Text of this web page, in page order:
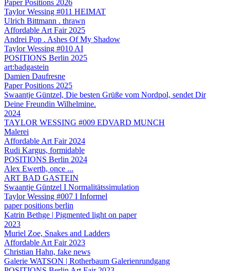
Paper Positions 2026
Taylor Wessing #011 HEIMAT
Ulrich Bittmann . thrawn
Affordable Art Fair 2025
Andrei Pop . Ashes Of My Shadow
Taylor Wessing #010 AI
POSITIONS Berlin 2025
art:badgastein
Damien Daufresne
Paper Positions 2025
Swaantje Güntzel, Die besten Grüße vom Nordpol, sendet Dir
Deine Freundin Wilhelmine.
2024
TAYLOR WESSING #009 EDVARD MUNCH
Malerei
Affordable Art Fair 2024
Rudi Kargus, formidable
POSITIONS Berlin 2024
Alex Ewerth, once ...
ART BAD GASTEIN
Swaantje Güntzel I Normalitätssimulation
Taylor Wessing #007 I Informel
paper positions berlin
Katrin Bethge | Pigmented light on paper
2023
Muriel Zoe, Snakes and Ladders
Affordable Art Fair 2023
Christian Hahn, fake news
Galerie WATSON | Rotherbaum Galerienrundgang